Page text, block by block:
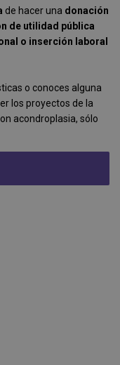
de hacer una donación
de utilidad pública
o inserción laboral
o conoces alguna
los proyectos de la
acondroplasia, sólo